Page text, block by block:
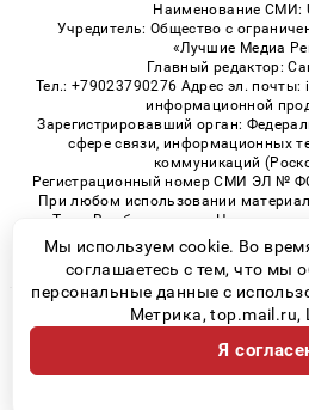
Наименование СМИ:
Учредитель: Общество с
«Лучшие Медиа
Главный редактор:
Тел.: +79023790276 Адрес эл. почты:
информационной
Зарегистрировавший орган:
сфере связи, информационных
коммуникаций
Регистрационный номер СМИ ЭЛ №
При любом использовании
Town.Ru обязательна.
только при наличии
© 2026 «Ufa-Town» | Все
Возрастная категория
Политика
Мы используем cookie. Во
соглашаетесь с тем, что мы
персональные данные с
Метрика, top.mail.ru,
Я